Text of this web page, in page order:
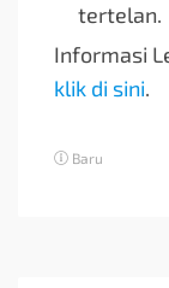
tertelan.
Informasi
klik di sini.
Baru